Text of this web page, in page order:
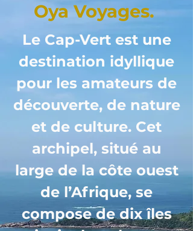
Oya Voyages.
Le Cap-Vert est une
destination idyllique
pour les amateurs de
découverte, de nature
et de culture. Cet
archipel, situé au
large de la côte ouest
de l’Afrique, se
compose de dix îles